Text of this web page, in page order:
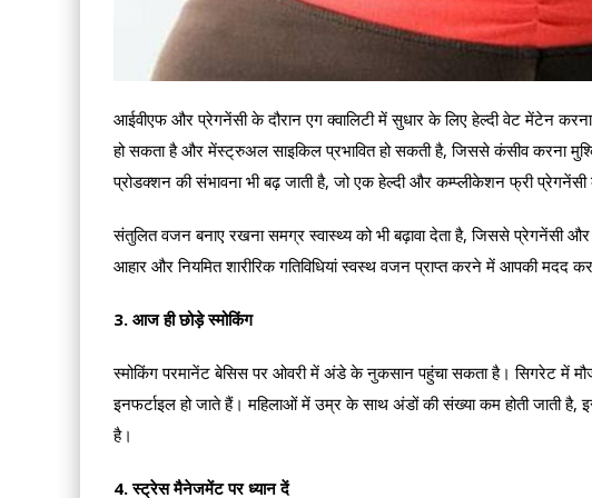
आईवीएफ और प्रेगनेंसी के दौरान एग क्वालिटी में सुधार के लिए हेल्दी वेट मेंटेन
हो सकता है और मेंस्ट्रुअल साइकिल प्रभावित हो सकती है, जिससे कंसीव करना
प्रोडक्शन की संभावना भी बढ़ जाती है, जो एक हेल्दी और कम्प्लीकेशन फ्री प्रेगनेंसी
संतुलित वजन बनाए रखना समग्र स्वास्थ्य को भी बढ़ावा देता है, जिससे प्रेगनेंसी
आहार और नियमित शारीरिक गतिविधियां स्वस्थ वजन प्राप्त करने में आपकी मदद
3. आज ही छोड़े स्मोकिंग
स्मोकिंग परमानेंट बेसिस पर ओवरी में अंडे के नुकसान पहुंचा सकता है। सिगरेट
इनफर्टाइल हो जाते हैं। महिलाओं में उम्र के साथ अंडों की संख्या कम होती जाती
है।
4. स्ट्रेस मैनेजमेंट पर ध्यान दें